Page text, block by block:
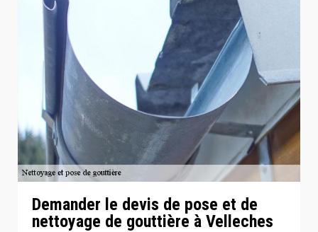
Demander le devis de pose et de
nettoyage de gouttière à Velleches